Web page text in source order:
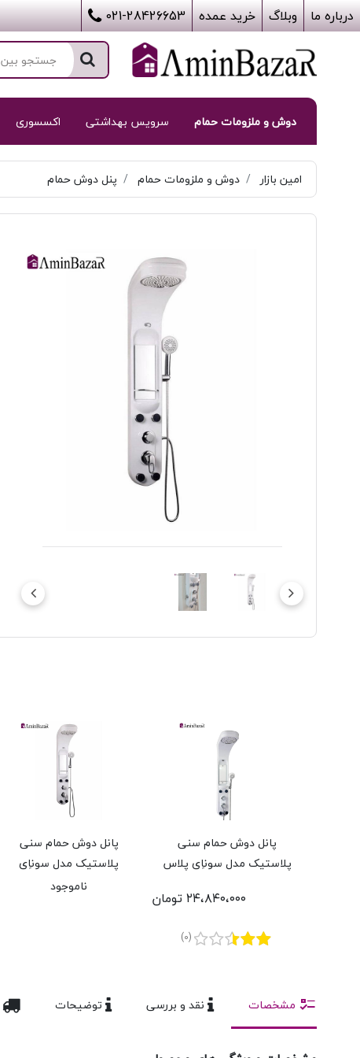
درباره ما وبلاگ خرید عمده 021-28426653
دوش و ملزومات حمام سرویس بهداشتی اکسسوری
امین بازار دوش و ملزومات حمام پنل دوش حمام
پانل دوش حمام سنی
پلاستيک مدل سوناِی پلاس
۲۴،۸۴۰،۰۰۰ تومان
(0)
پانل دوش حمام سنی
پلاستيک مدل سوناِی
ناموجود
مشخصات نقد و بررسی توضیحات